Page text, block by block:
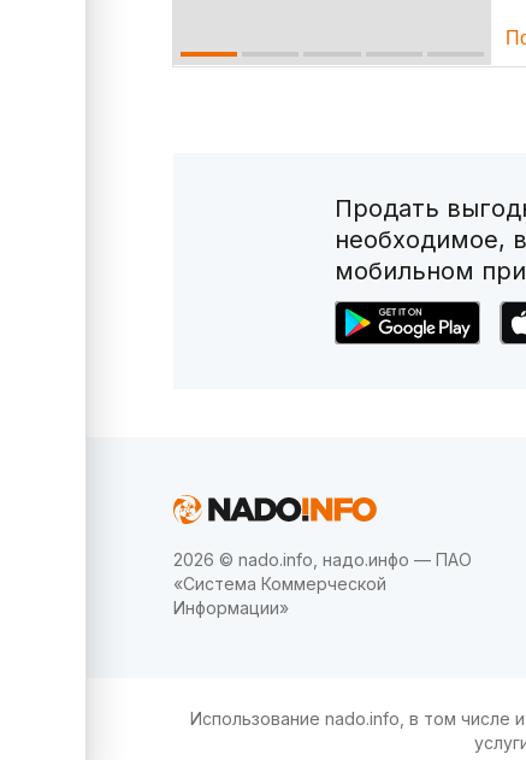
Продать
необходимое,
мобильном
2026 © nado.info, надо.инфо — ПАО
«Система Коммерческой
Информации»
Использование nado.info, в том числе